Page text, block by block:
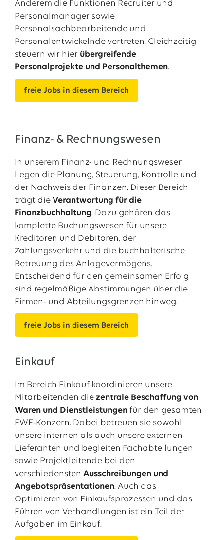
Anderem die Funktionen Recruiter und
Personalmanager sowie
Personalsachbearbeitende und
Personalentwickelnde vertreten. Gleichzeitig
steuern wir hier übergreifende
Personalprojekte und Personalthemen.
freie Jobs in diesem Bereich
Finanz- & Rechnungswesen
In unserem Finanz- und Rechnungswesen
liegen die Planung, Steuerung, Kontrolle und
der Nachweis der Finanzen. Dieser Bereich
trägt die Verantwortung für die
Finanzbuchhaltung. Dazu gehören das
komplette Buchungswesen für unsere
Kreditoren und Debitoren, der
Zahlungsverkehr und die buchhalterische
Betreuung des Anlagevermögens.
Entscheidend für den gemeinsamen Erfolg
sind regelmäßige Abstimmungen über die
Firmen- und Abteilungsgrenzen hinweg.
freie Jobs in diesem Bereich
Einkauf
Im Bereich Einkauf koordinieren unsere
Mitarbeitenden die zentrale Beschaffung von
Waren und Dienstleistungenfür den gesamten
EWE-Konzern. Dabei betreuen sie sowohl
unsere internen als auch unsere externen
Lieferanten und begleiten Fachabteilungen
sowie Projektleitende bei den
verschiedensten Ausschreibungen und
Angebotspräsentationen. Auch das
Optimieren von Einkaufsprozessen und das
Führen von Verhandlungen ist ein Teil der
Aufgaben im Einkauf.